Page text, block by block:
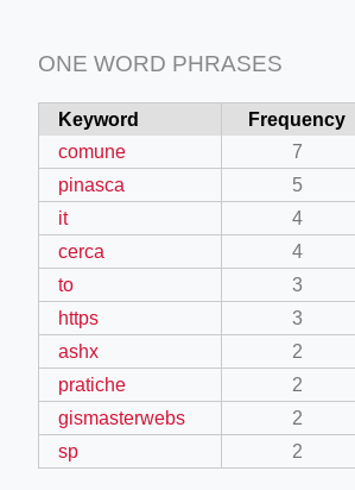
ONE WORD PHRASES
Keyword Frequency
comune
7
pinasca
5
it
4
cerca
4
to
3
https
3
ashx
2
pratiche
2
gismasterwebs
2
sp
2